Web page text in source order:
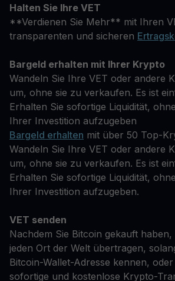
Halten Sie Ihre VET
**Verdienen Sie Mehr** mit Ihren
transparenten und sicheren
Bargeld erhalten mit Ihrer Krypto
Wandeln Sie Ihre VET oder andere
um, ohne sie zu verkaufen. Es ist
Erhalten Sie sofortige Liquidität,
Ihrer Investition aufzugeben
Bargeld erhalten mit über 50 Top-
Wandeln Sie Ihre VET oder andere
um, ohne sie zu verkaufen. Es ist
Erhalten Sie sofortige Liquidität,
Ihrer Investition aufzugeben.
VET senden
Nachdem Sie Bitcoin gekauft
jeden Ort der Welt übertragen,
Bitcoin-Wallet-Adresse kennen,
sofortige und kostenlose Krypto-